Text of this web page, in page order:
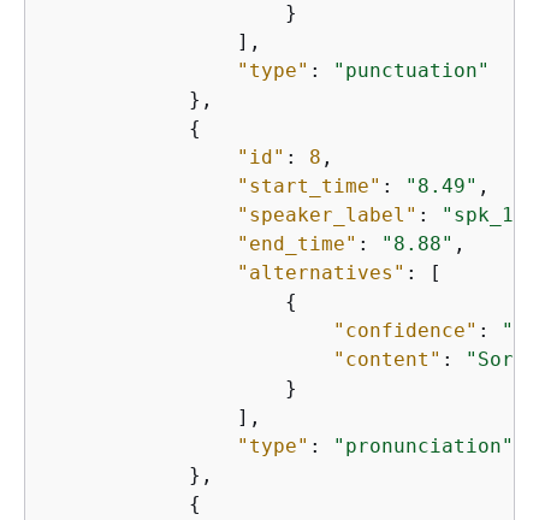
                    }
                ],
"type" :
"punctuation"
            },
{
"id" : 8 ,
"start_time" : "8.49" ,
"speaker_label" : "spk_1"
"end_time" : "8.88" ,
"alternatives" : [
{
"confidence" :
"content" :
                    }
                ],
"type" :
"pronunciation"
            },
{